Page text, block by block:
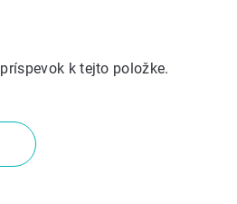
k tejto položke.